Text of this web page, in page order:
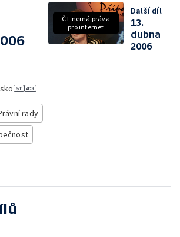
rady
ČT nemá práva
pro internet
Další díl
13.
dubna
2006